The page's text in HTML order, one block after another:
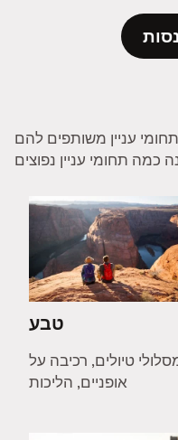
עניין משותפים להם
טבע
טיולים, רכיבה על
אופניים, הליכות